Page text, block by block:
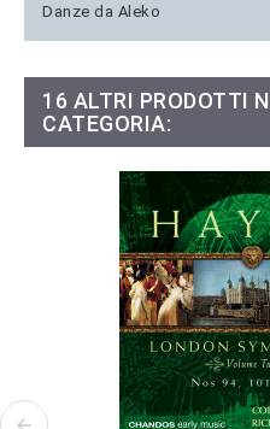
Danze da Aleko
16 ALTRI PRODOTTI
CATEGORIA: